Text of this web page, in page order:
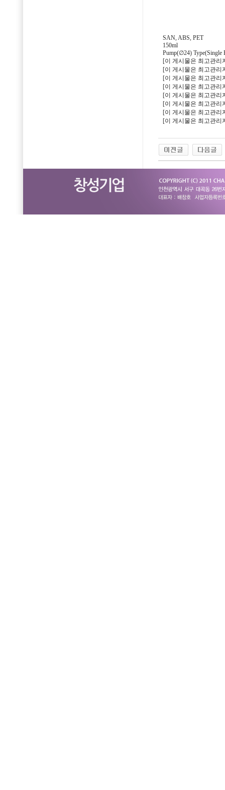
SAN, ABS, PET
150ml
Pump(∅24) Type(Single
[이 게시물은 최고관리
[이 게시물은 최고관리
[이 게시물은 최고관리
[이 게시물은 최고관리
[이 게시물은 최고관리
[이 게시물은 최고관리
[이 게시물은 최고관리
[이 게시물은 최고관리